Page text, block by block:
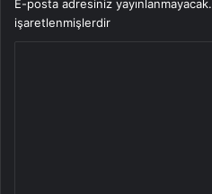
E-posta adresiniz yayınlanmayacak.
işaretlenmişlerdir